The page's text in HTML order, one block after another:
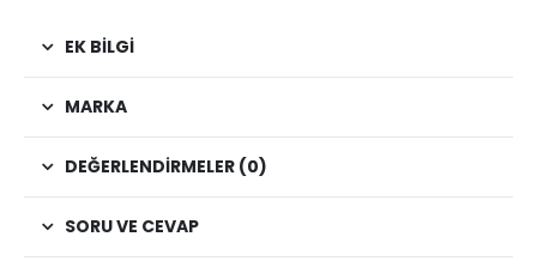
EK BILGI
MARKA
DEĞERLENDIRMELER (0)
SORU VE CEVAP